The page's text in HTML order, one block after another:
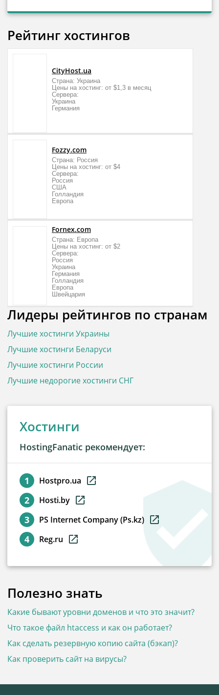
Рейтинг хостингов
CityHost.ua
Страна: Украина
Цены на хостинг: от $1,3 в месяц
Сервера:
Украина
Германия
Fozzy.com
Страна: Россия
Цены на хостинг: от $4
Сервера:
Россия
США
Голландия
Европа
Fornex.com
Страна: Европа
Цены на хостинг: от $2
Сервера:
Россия
Украина
Германия
Голландия
Европа
Швейцария
Лидеры рейтингов по странам
Лучшие хостинги Украины
Лучшие хостинги Беларуси
Лучшие хостинги России
Лучшие недорогие хостинги СНГ
Хостинги
HostingFanatic рекомендует:
Hostpro.ua
Hosti.by
PS Internet Company (Ps.kz)
Reg.ru
Полезно знать
Какие бывают уровни доменов и что это значит?
Что такое файл htaccess и как он работает?
Как сделать резервную копию сайта (бэкап)?
Как проверить сайт на вирусы?